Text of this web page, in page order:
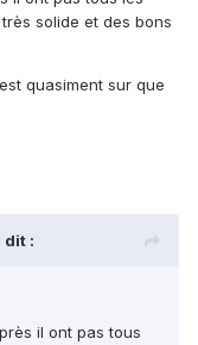
solide et des bons
quasiment sur que
dit :
il ont pas tous